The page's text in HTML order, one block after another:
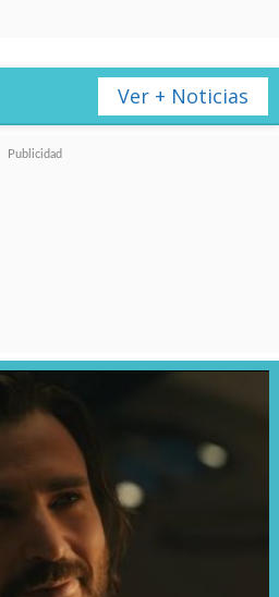
Ver + Noticias